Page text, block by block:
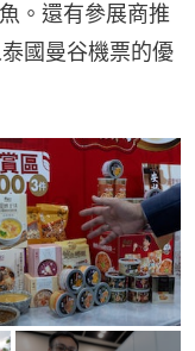
。還有參展商推
國曼谷機票的優